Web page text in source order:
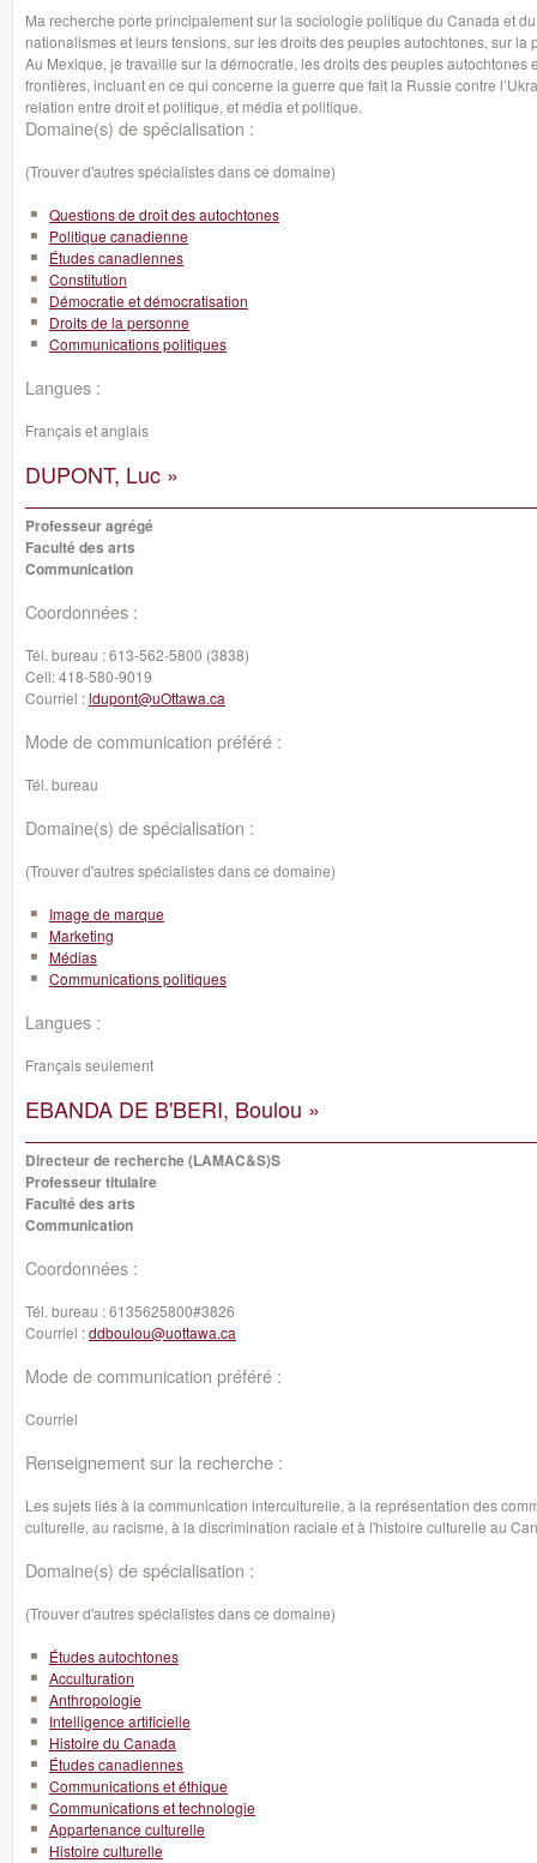
Ma recherche porte principalement sur la sociologie politique du Canada et
nationalismes et leurs tensions, sur les droits des peuples autochtones, sur
Au Mexique, je travaille sur la démocratie, les droits des peuples autochtones
frontières, incluant en ce qui concerne la guerre que fait la Russie contre
relation entre droit et politique, et média et politique.
Domaine(s) de spécialisation :
(Trouver d'autres spécialistes dans ce domaine)
Questions de droit des autochtones
Politique canadienne
Études canadiennes
Constitution
Démocratie et démocratisation
Droits de la personne
Communications politiques
Langues :
Français et anglais
DUPONT, Luc »
Professeur agrégé
Faculté des arts
Communication
Coordonnées :
Tél. bureau :613-562-5800 (3838)
Cell:418-580-9019
Courriel :ldupont@uOttawa.ca
Mode de communication préféré :
Tél. bureau
Domaine(s) de spécialisation :
(Trouver d'autres spécialistes dans ce domaine)
Image de marque
Marketing
Médias
Communications politiques
Langues :
Français seulement
EBANDA DE B'BERI, Boulou »
Directeur de recherche (LAMAC&S)S
Professeur titulaire
Faculté des arts
Communication
Coordonnées :
Tél. bureau :6135625800#3826
Courriel :ddboulou@uottawa.ca
Mode de communication préféré :
Courriel
Renseignement sur la recherche :
Les sujets liés à la communication interculturelle, à la représentation des
culturelle, au racisme, à la discrimination raciale et à l'histoire culturelle au
Domaine(s) de spécialisation :
(Trouver d'autres spécialistes dans ce domaine)
Études autochtones
Acculturation
Anthropologie
Intelligence artificielle
Histoire du Canada
Études canadiennes
Communications et éthique
Communications et technologie
Appartenance culturelle
Histoire culturelle